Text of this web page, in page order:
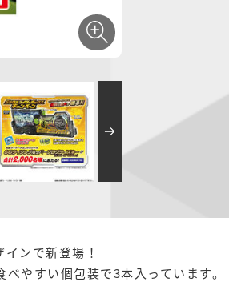
ンで新登場！
やすい個包装で3本入っています。